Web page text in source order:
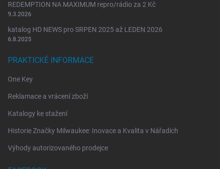
REDEMPTION NA MAXIMUM repro/rádio za 2 Kč
9.3.2026
katalog HD NEWS pro SRPEN 2025 až LEDEN 2026
6.8.2025
PRAKTICKÉ INFORMACE
One Key
Reklamace a vrácení zboží
Katalogy ke stažení
Historie Značky Milwaukee: Inovace a Kvalita v Nářadích
Výhody autorizovaného prodejce